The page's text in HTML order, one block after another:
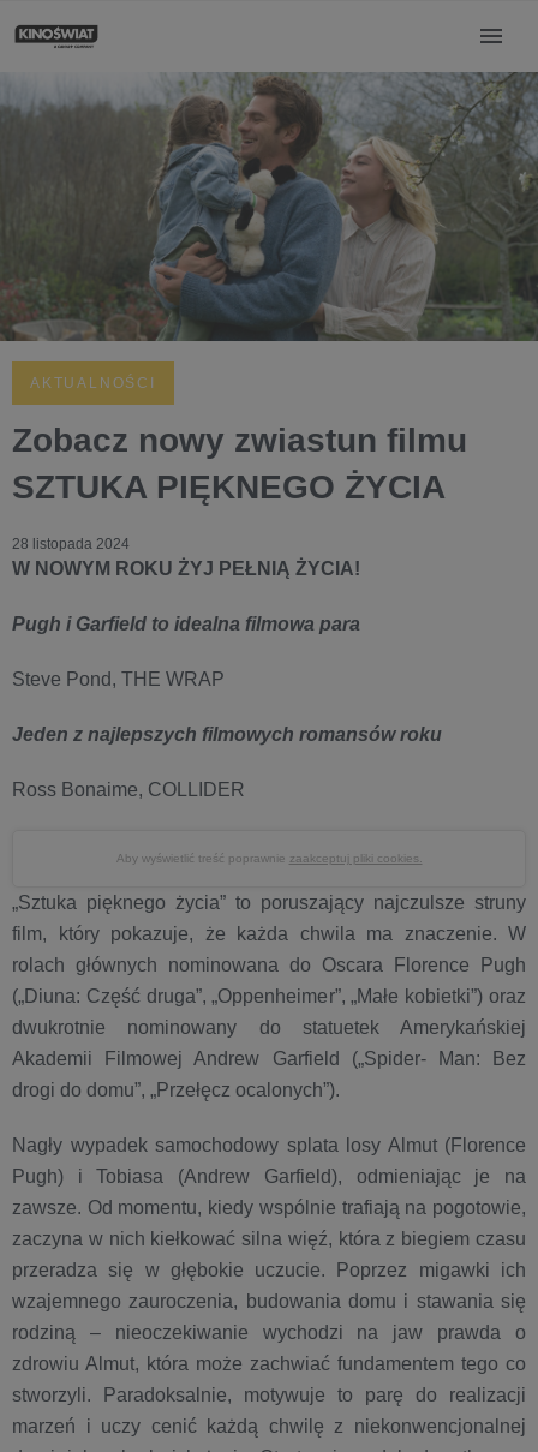
AKTUALNOŚCI
Zobacz nowy zwiastun filmu
SZTUKA PIĘKNEGO ŻYCIA
28 listopada 2024
W NOWYM ROKU ŻYJ PEŁNIĄ ŻYCIA!
Pugh i Garfield to idealna filmowa para
Steve Pond, THE WRAP
Jeden z najlepszych filmowych romansów roku
Ross Bonaime, COLLIDER
Aby wyświetlić treść poprawnie zaakceptuj pliki cookies.
„Sztuka pięknego życia” to poruszający najczulsze struny
film, który pokazuje, że każda chwila ma znaczenie. W
rolach głównych nominowana do Oscara Florence Pugh
(„Diuna: Część druga”, „Oppenheimer”, „Małe kobietki”) oraz
dwukrotnie nominowany do statuetek Amerykańskiej
Akademii Filmowej Andrew Garfield („Spider- Man: Bez
drogi do domu”, „Przełęcz ocalonych”).
Nagły wypadek samochodowy splata losy Almut (Florence
Pugh) i Tobiasa (Andrew Garfield), odmieniając je na
zawsze. Od momentu, kiedy wspólnie trafiają na pogotowie,
zaczyna w nich kiełkować silna więź, która z biegiem czasu
przeradza się w głębokie uczucie. Poprzez migawki ich
wzajemnego zauroczenia, budowania domu i stawania się
rodziną – nieoczekiwanie wychodzi na jaw prawda o
zdrowiu Almut, która może zachwiać fundamentem tego co
stworzyli. Paradoksalnie, motywuje to parę do realizacji
marzeń i uczy cenić każdą chwilę z niekonwencjonalnej